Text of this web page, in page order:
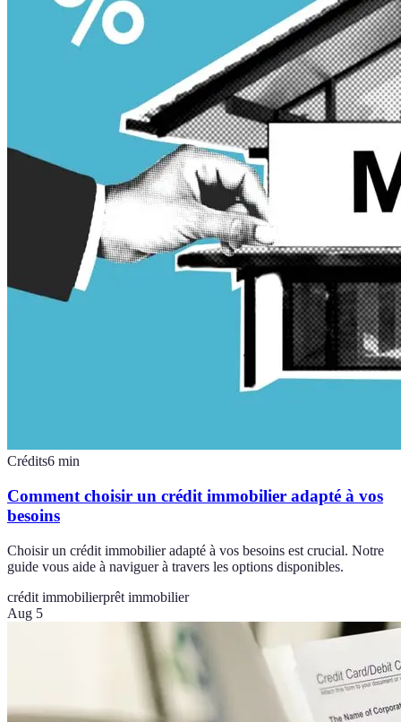
Crédits6 min
Comment choisir un crédit immobilier adapté à vos
besoins
Choisir un crédit immobilier adapté à vos besoins est crucial. Notre
guide vous aide à naviguer à travers les options disponibles.
crédit immobilierprêt immobilier
Aug 5